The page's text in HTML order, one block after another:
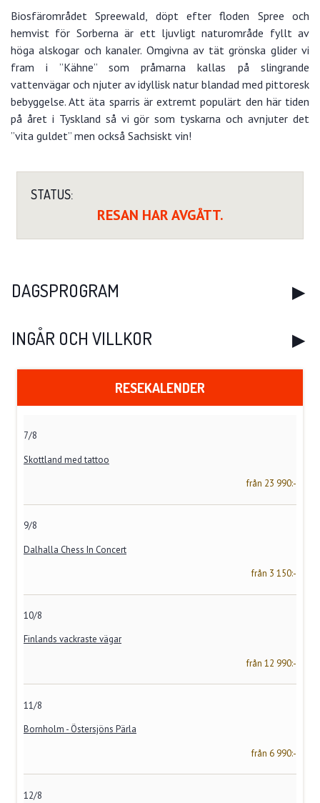
Biosfärområdet Spreewald, döpt efter floden Spree och
hemvist för Sorberna är ett ljuvligt naturområde fyllt av
höga alskogar och kanaler. Omgivna av tät grönska glider vi
fram i ”Kähne” som pråmarna kallas på slingrande
vattenvägar och njuter av idyllisk natur blandad med pittoresk
bebyggelse. Att äta sparris är extremt populärt den här tiden
på året i Tyskland så vi gör som tyskarna och avnjuter det
”vita guldet” men också Sachsiskt vin!
STATUS:
RESAN HAR AVGÅTT.
DAGSPROGRAM
INGÅR OCH VILLKOR
RESEKALENDER
7/8
Skottland med tattoo
från 23 990:-
9/8
Dalhalla Chess In Concert
från 3 150:-
10/8
Finlands vackraste vägar
från 12 990:-
11/8
Bornholm - Östersjöns Pärla
från 6 990:-
12/8